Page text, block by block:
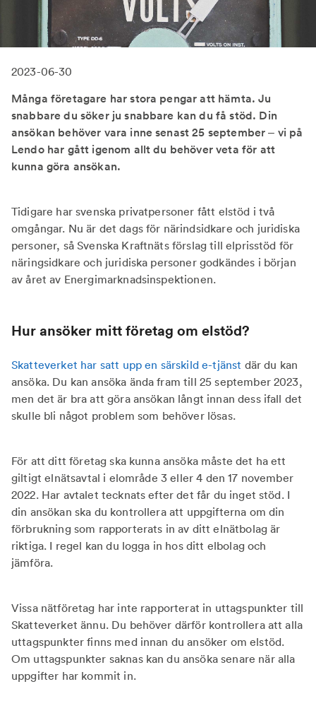
2023-06-30
Många företagare har stora pengar att hämta. Ju
snabbare du söker ju snabbare kan du få stöd. Din
ansökan behöver vara inne senast 25 september – vi på
Lendo har gått igenom allt du behöver veta för att
kunna göra ansökan.
Tidigare har svenska privatpersoner fått elstöd i två
omgångar. Nu är det dags för närindsidkare och juridiska
personer, så Svenska Kraftnäts förslag till elprisstöd för
näringsidkare och juridiska personer godkändes i början
av året av Energimarknadsinspektionen.
Hur ansöker mitt företag om elstöd?
Skatteverket har satt upp en särskild e-tjänst där du kan
ansöka. Du kan ansöka ända fram till 25 september 2023,
men det är bra att göra ansökan långt innan dess ifall det
skulle bli något problem som behöver lösas.
För att ditt företag ska kunna ansöka måste det ha ett
giltigt elnätsavtal i elområde 3 eller 4 den 17 november
2022. Har avtalet tecknats efter det får du inget stöd. I
din ansökan ska du kontrollera att uppgifterna om din
förbrukning som rapporterats in av ditt elnätbolag är
riktiga. I regel kan du logga in hos ditt elbolag och
jämföra.
Vissa nätföretag har inte rapporterat in uttagspunkter till
Skatteverket ännu. Du behöver därför kontrollera att alla
uttagspunkter finns med innan du ansöker om elstöd.
Om uttagspunkter saknas kan du ansöka senare när alla
uppgifter har kommit in.